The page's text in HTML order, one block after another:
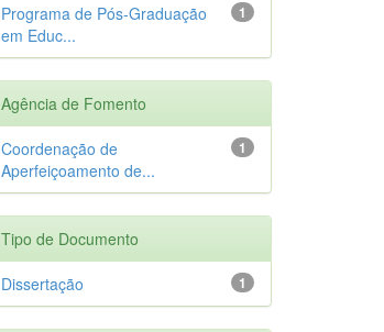
1
Programa de Pós-Graduação
em Educ...
Agência de Fomento
1
Coordenação de
Aperfeiçoamento de...
Tipo de Documento
1
Dissertação